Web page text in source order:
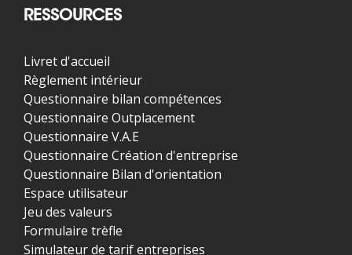
RESSOURCES
Livret d'accueil
Règlement intérieur
Questionnaire bilan compétences
Questionnaire Outplacement
Questionnaire V.A.E
Questionnaire Création d'entreprise
Questionnaire Bilan d'orientation
Espace utilisateur
Jeu des valeurs
Formulaire trèfle
Simulateur de tarif entreprises